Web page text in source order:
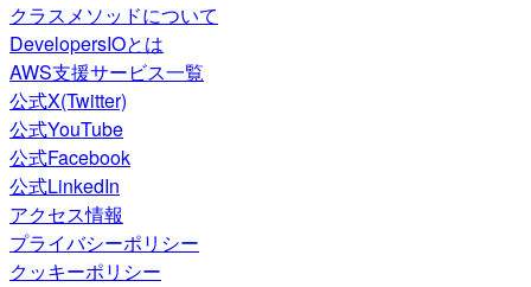
クラスメソッドについて
DevelopersIOとは
AWS支援サービス一覧
公式X(Twitter)
公式YouTube
公式Facebook
公式LinkedIn
アクセス情報
プライバシーポリシー
クッキーポリシー